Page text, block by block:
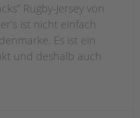
Rugby-Jersey von
ist nicht einfach
Es ist ein
und deshalb auch